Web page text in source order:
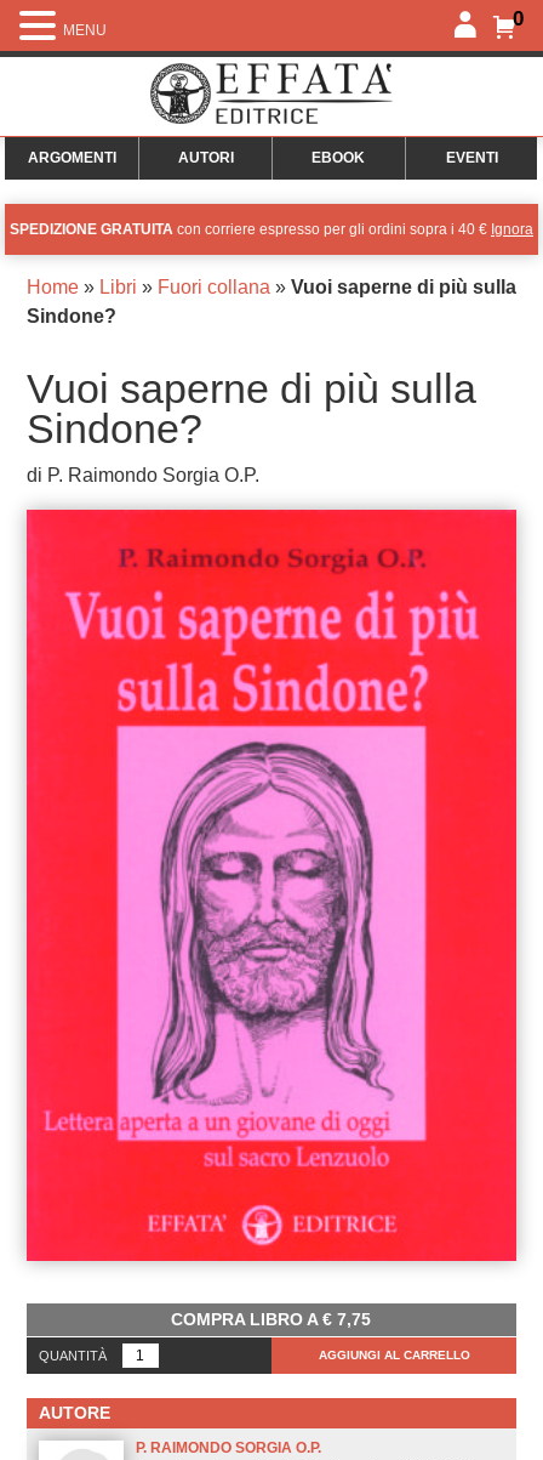
0
ARGOMENTI AUTORI EBOOK EVENTI
SPEDIZIONE GRATUITA con corriere espresso per gli ordini sopra i 40 € Ignora
Home» Libri » Fuori collana » Vuoi saperne di più sulla
Sindone?
Vuoi saperne di più sulla
Sindone?
di P. Raimondo Sorgia O.P.
COMPRA LIBRO A€ 7,75
QUANTITÀ AGGIUNGI AL CARRELLO
AUTORE
P. RAIMONDO SORGIA O.P.
MENU